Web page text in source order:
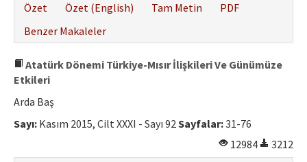
Özet
Özet (English) Tam Metin
PDF
Benzer Makaleler
Atatürk Dönemi Türkiye-Mısır İlişkileri Ve Günümüze
Etkileri
Arda Baş
Sayı: Kasım 2015, Cilt XXXI - Sayı 92Sayfalar:31-76
12984
3212